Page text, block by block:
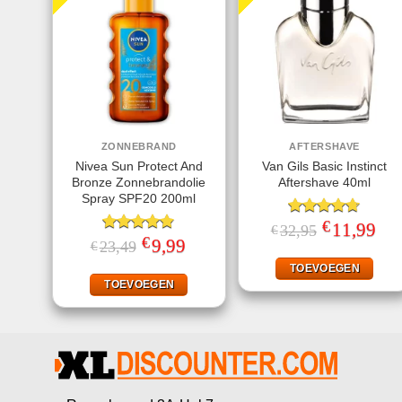
ZONNEBRAND
Nivea Sun Protect And
Bronze Zonnebrandolie
Spray SPF20 200ml
Gewaardeerd
4.78uit 5
€23,49 Oorspronkelijke
prijs
€23,49.
€9,99
€9,99.
TOEVOEGEN
AFTERSHAVE
Van Gils Basic Instinct
Aftershave 40ml
Gewaardeerd
4.71uit 5
€32,95
prijs
€32,95.
€ 11,99
TOEVOEGEN